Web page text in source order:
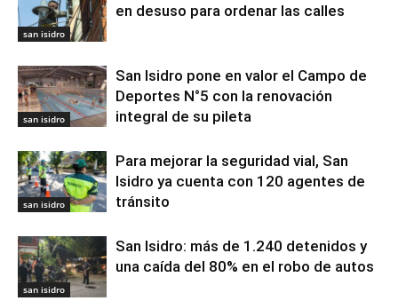
san isidro
en desuso para ordenar las calles
san isidro
San Isidro pone en valor el Campo de
Deportes N°5 con la renovación
integral de su pileta
san isidro
Para mejorar la seguridad vial, San
Isidro ya cuenta con 120 agentes de
tránsito
san isidro
San Isidro: más de 1.240 detenidos y
una caída del 80% en el robo de autos